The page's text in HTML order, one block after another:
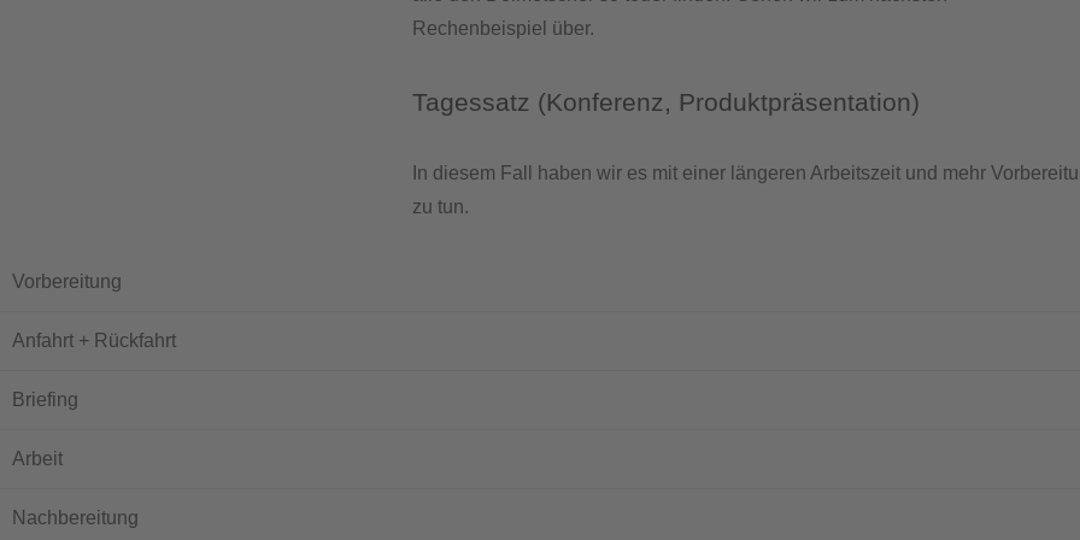
Rechenbeispiel über.
Tagessatz (Konferenz, Produktpräsentation)
In diesem Fall haben wir es mit einer längeren Arbeitszeit und mehr
zu tun.
Vorbereitung
Anfahrt + Rückfahrt
Briefing
Arbeit
Nachbereitung